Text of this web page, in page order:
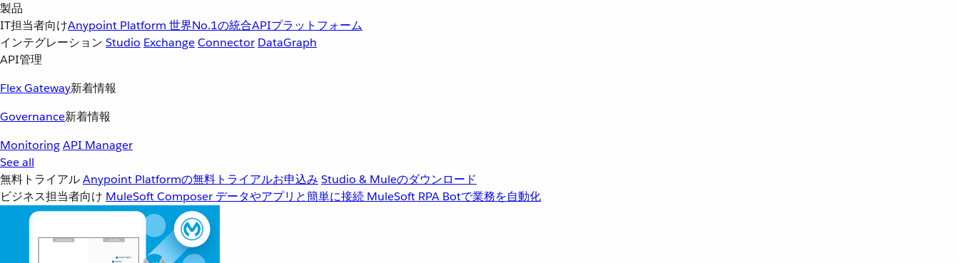
製品
IT担当者向けAnypoint Platform 世界No.1の統合APIプラットフォーム
インテグレーション Studio ExchangeConnector DataGraph
API管理
Flex Gateway新着情報
Governance新着情報
MonitoringAPI Manager
See all
無料トライアルAnypoint Platformの無料トライアルお申込み Studio & Muleのダウンロード
ビジネス担当者向け MuleSoft Composer データやアプリと簡単に接続 MuleSoft RPA Botで業務を自動化